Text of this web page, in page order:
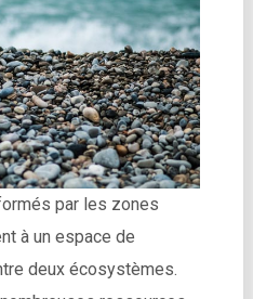
par les zones
à un espace de
deux écosystèmes.